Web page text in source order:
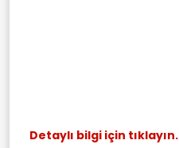
Detaylı bilgi için tıklayın.